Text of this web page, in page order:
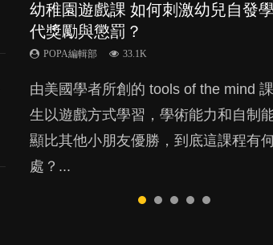
幼稚園遊戲課 如何刺激幼兒自發
代獎勵與懲罰？
POPA編輯部 33.1K
由美國學者所創的 tools of the mind
生以遊戲方式學習，學術能力和自制
顯比其他小朋友優勝，到底這課程有
處？...
幼兒playgroup真係玩耍中學習？
BB 15個月大前上堂不見效果
POPA編輯部 47.1K
現今小朋友的起跑線，愈推愈前。雖
無官方的統計數字，但粗略估算，香
六、七百家早期教育中心，但孩子是
Playgroup愈好？...
老公患產後憂鬱症對BB的影響
POPA編輯部 15.9K
後抑鬱，影響日常生活，嚴重的甚至
殺，或傷害小朋友的念頭。但為何爸
後抑鬱往往難以察覺？...
全職好？在職好？｜全職媽媽與在
的壓力與價值
POPA編輯部 25.8K
許多媽媽心底可能都有一刻掙扎過：
好，還是在職好。雖說每個家庭都有
特狀況和考慮因素，但原來全職和在
養育的子女其實都各有擅長。...
BB口腔期乜都放入口，父母該制
放手？
POPA編輯部 25.5K
BB最喜歡隨手拿起什麼都放入口中，
一旦養成吮手指的習慣，大個就很難
來一刀切阻止他們放東西入口，隨時
子的身心發展？...